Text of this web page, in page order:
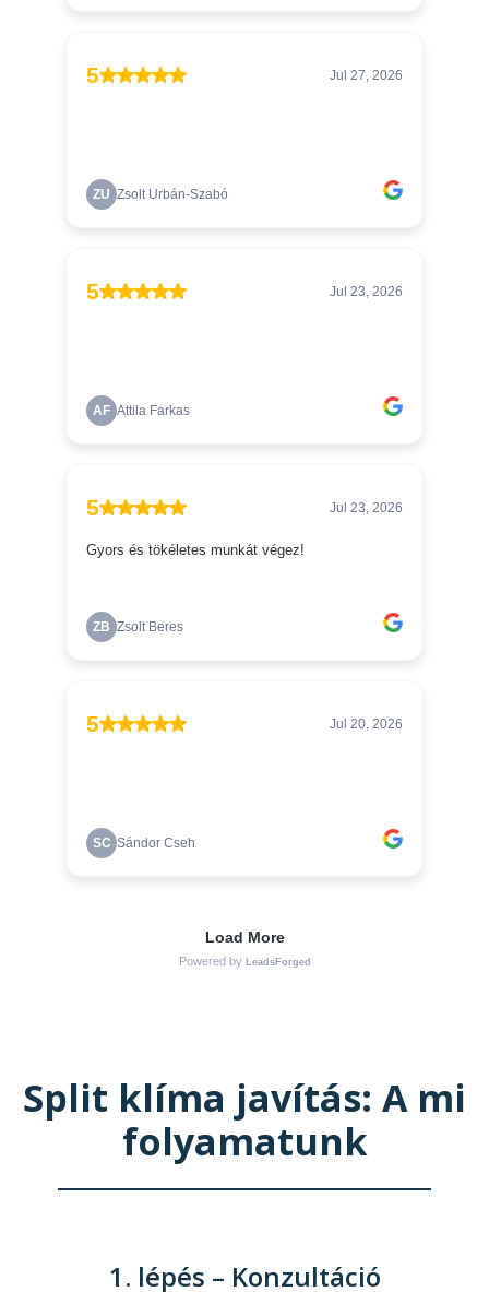
Split klíma javítás: A mi
folyamatunk
1. lépés – Konzultáció